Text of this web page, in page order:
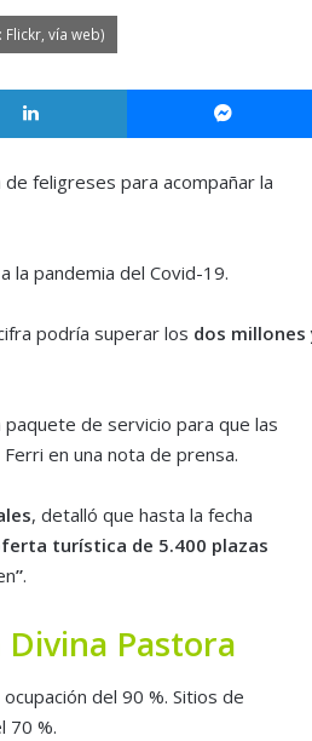
vía web)
LinkedIn
feligreses para acompañar la
la pandemia del Covid-19.
podría superar los dos millones
de servicio para que las
en una nota de prensa.
, detalló que hasta la fecha
turística de 5.400 plazas
”.
Pastora
del 90 %. Sitios de
70 %.